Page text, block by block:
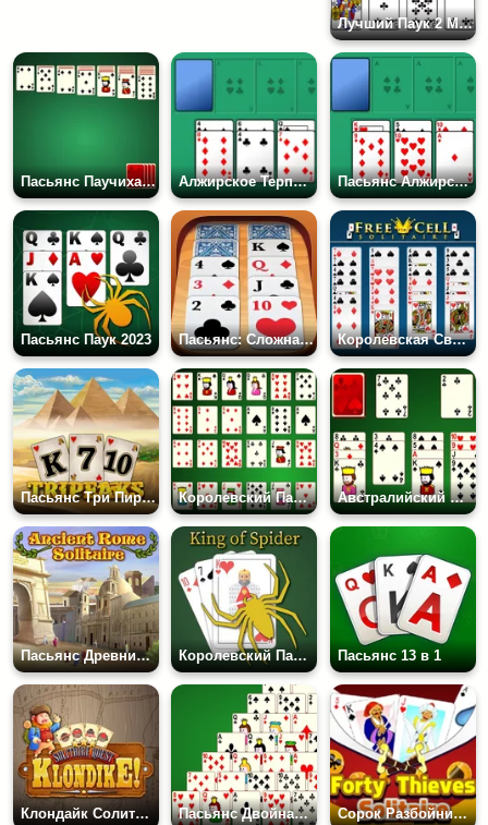
Лучший Паук 2 Масти
Пасьянс Паучиха: Одна Масть Алжирское Терпение Пасьянс Алжирское Терпение
Пасьянс Паук 2023 Пасьянс: Сложная Косынка Королевская Свободная Ячейка
Пасьянс Три Пирамиды Королевский Парад Австралийский Пасьянс
Пасьянс Древний Рим Королевский Пасьянс Паук Пасьянс 13 в 1
Клондайк Солитер Квест Пасьянс Двойная Пирамида Сорок Разбойников: Пасьянс